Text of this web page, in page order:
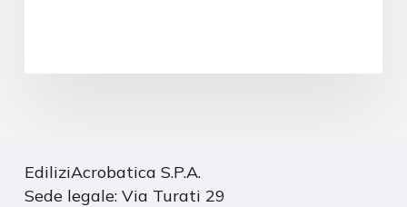
EdiliziAcrobatica S.P.A.
Sede legale: Via Turati 29